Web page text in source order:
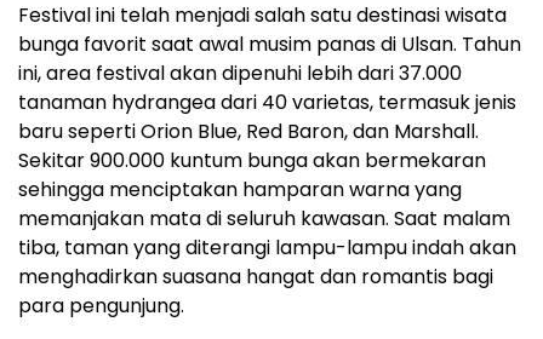
Festival ini telah menjadi salah satu destinasi wisata
bunga favorit saat awal musim panas di Ulsan. Tahun
ini, area festival akan dipenuhi lebih dari 37.000
tanaman hydrangea dari 40 varietas, termasuk jenis
baru seperti Orion Blue, Red Baron, dan Marshall.
Sekitar 900.000 kuntum bunga akan bermekaran
sehingga menciptakan hamparan warna yang
memanjakan mata di seluruh kawasan. Saat malam
tiba, taman yang diterangi lampu-lampu indah akan
menghadirkan suasana hangat dan romantis bagi
para pengunjung.